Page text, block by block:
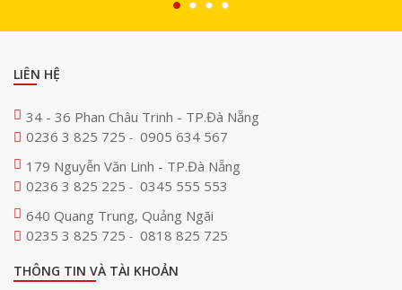
LIÊN HỆ
34 - 36 Phan Châu Trinh - TP.Đà Nẵng
0236 3 825 725 - 0905 634 567
179 Nguyễn Văn Linh - TP.Đà Nẵng
0236 3 825 225 - 0345 555 553
640 Quang Trung, Quảng Ngãi
0235 3 825 725 - 0818 825 725
THÔNG TIN VÀ TÀI KHOẢN